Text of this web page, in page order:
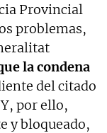
Provincial
problemas,
la condena
del citado
por ello,
y bloqueado,